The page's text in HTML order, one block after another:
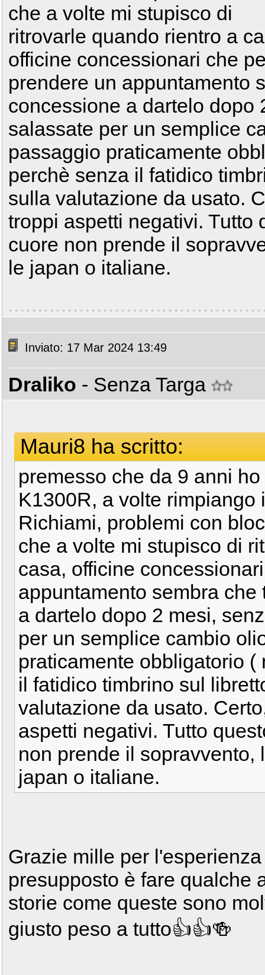
che a volte mi stupisco di
ritrovarle quando rientro a
officine concessionari che
prendere un appuntamento
concessione a dartelo dopo
salassate per un semplice
passaggio praticamente
perchè senza il fatidico
sulla valutazione da usato.
troppi aspetti negativi. Tutto
cuore non prende il
le japan o italiane.
Inviato: 17 Mar 2024 13:49
Draliko - Senza Targa
Mauri8 ha scritto:
premesso che da 9 anni
K1300R, a volte
Richiami, problemi con
che a volte mi stupisco di
casa, officine
appuntamento sembra
a dartelo dopo 2 mesi,
per un semplice cambio
praticamente obbligatorio
il fatidico timbrino sul
valutazione da usato.
aspetti negativi. Tutto
non prende il
japan o italiane.
Grazie mille per
presupposto è fare qualche
storie come queste sono
giusto peso a tutto👍👍🍻